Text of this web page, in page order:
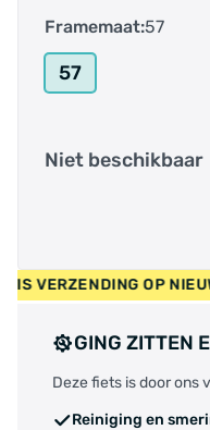
Framemaat:57
57
Niet beschikbaar
VERZENDING
GING ZITTEN
Deze fiets is door ons
Reiniging en